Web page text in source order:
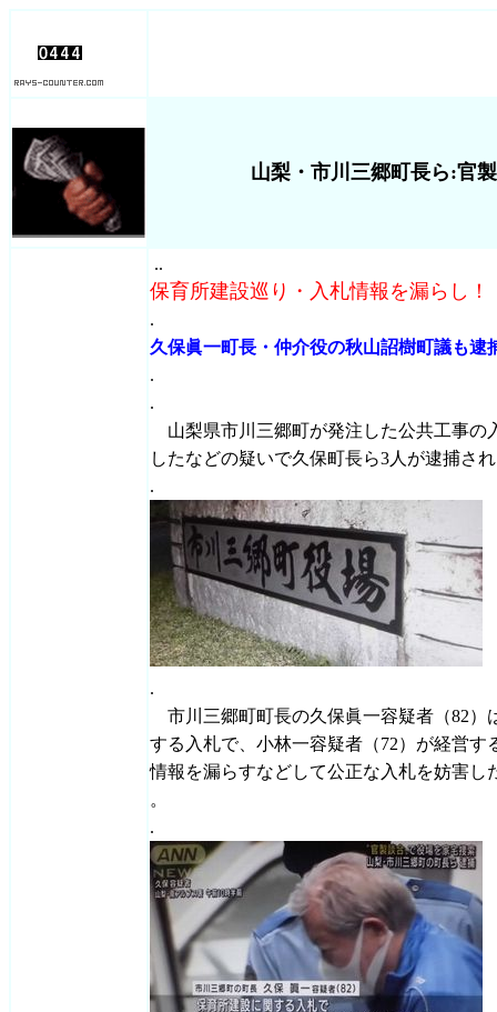
山梨・市川三郷町長ら:官
..
保育所建設巡り・入札情報を漏らし！
.
久保眞一町長・仲介役の秋山詔樹町議も逮
.
.
山梨県市川三郷町が発注した公共工事の
したなどの疑いで久保町長ら3人が逮捕さ
.
.
市川三郷町町長の久保眞一容疑者（82）
する入札で、小林一容疑者（72）が経営
情報を漏らすなどして公正な入札を妨害し
。
.